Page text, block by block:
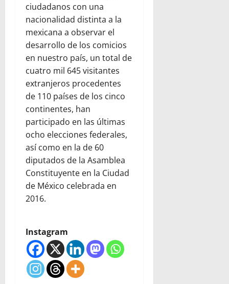
ciudadanos con una
nacionalidad distinta a la
mexicana a observar el
desarrollo de los comicios
en nuestro país, un total de
cuatro mil 645 visitantes
extranjeros procedentes
de 110 países de los cinco
continentes, han
participado en las últimas
ocho elecciones federales,
así como en la de 60
diputados de la Asamblea
Constituyente en la Ciudad
de México celebrada en
2016.
Instagram